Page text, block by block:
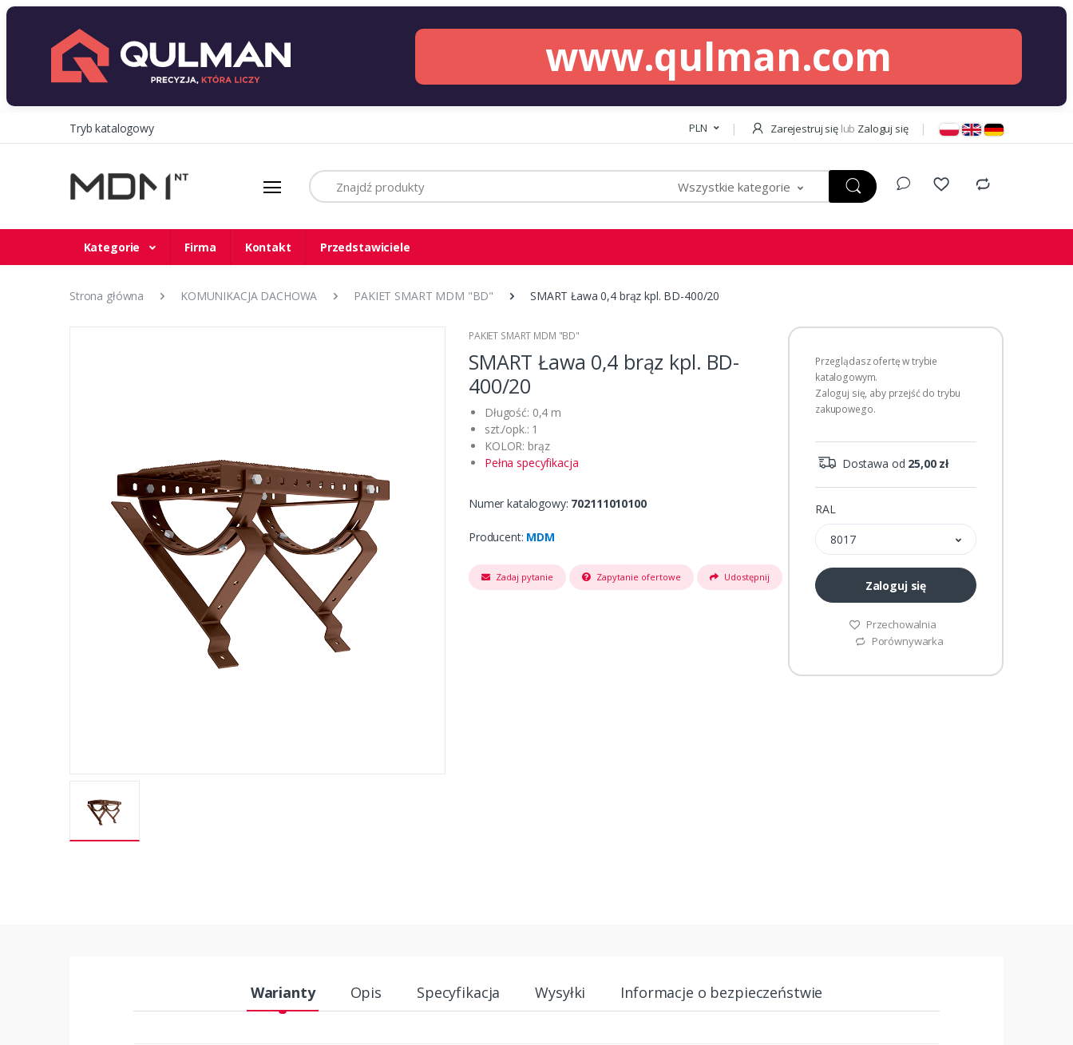
www.qulman.com
Tryb katalogowy PLN Zarejestruj się lub Zaloguj się
Szukaj
Wszystkie kategorie
Kategorie Firma Kontakt Przedstawiciele
Strona główna KOMUNIKACJA DACHOWA PAKIET SMART MDM "BD" SMART Ława 0,4 brąz kpl. BD-400/20
PAKIET SMART MDM "BD"
SMART Ława 0,4 brąz kpl. BD-
400/20
Długość: 0,4 m
szt./opk.: 1
KOLOR: brąz
Pełna specyfikacja
Numer katalogowy: 702111010100
Producent: MDM
Zadaj pytanie Zapytanie ofertowe Udostępnij
Przeglądasz ofertę w trybie
katalogowym.
Zaloguj się, aby przejść do trybu
zakupowego.
Dostawa od 25,00 zł
RAL
8017
Zaloguj się
Przechowalnia
Porównywarka
Warianty Opis Specyfikacja Wysyłki Informacje o bezpieczeństwie